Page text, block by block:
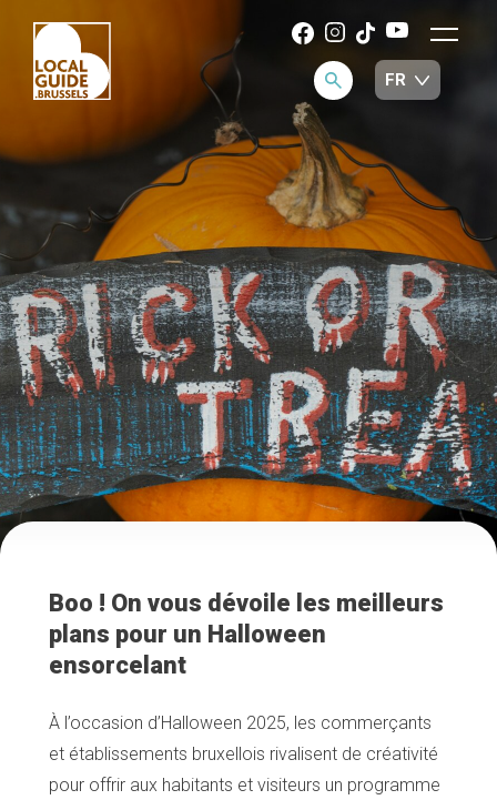
Boo ! On vous dévoile les meilleurs
plans pour un Halloween
ensorcelant
À l’occasion d’Halloween 2025, les commerçants
et établissements bruxellois rivalisent de créativité
pour offrir aux habitants et visiteurs un programme